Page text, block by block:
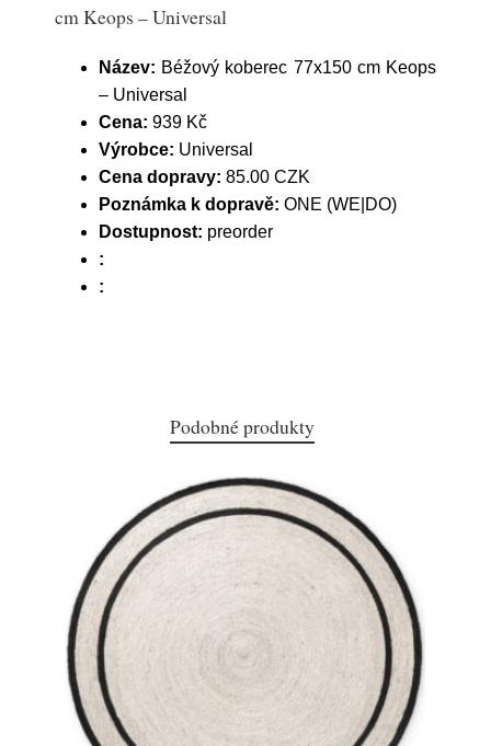
cm Keops – Universal
Název: Béžový koberec 77x150 cm Keops
– Universal
Cena: 939 Kč
Výrobce: Universal
Cena dopravy: 85.00 CZK
Poznámka k dopravě: ONE (WE|DO)
Dostupnost: preorder
:
:
Podobné produkty